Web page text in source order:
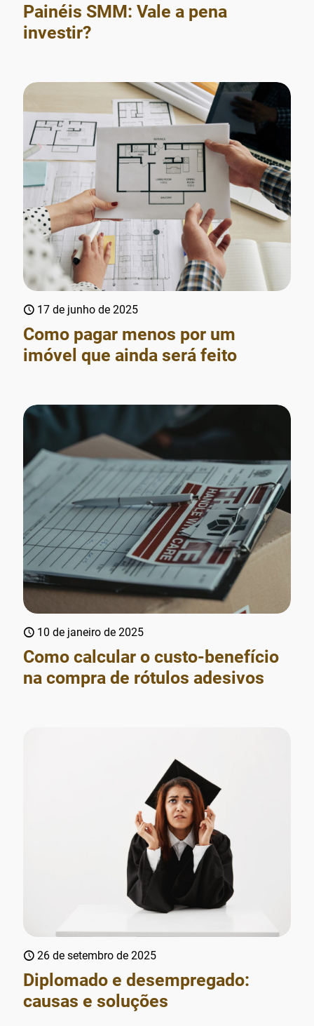
Painéis SMM: Vale a pena
investir?
17 de junho de 2025
Como pagar menos por um
imóvel que ainda será feito
10 de janeiro de 2025
Como calcular o custo-benefício
na compra de rótulos adesivos
26 de setembro de 2025
Diplomado e desempregado:
causas e soluções